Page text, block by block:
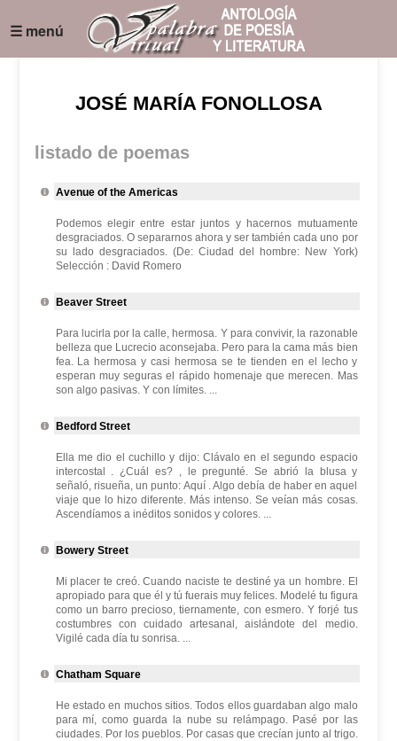
☰ menú
JOSÉ MARÍA FONOLLOSA
listado de poemas
Avenue of the Americas
Podemos elegir entre estar juntos y hacernos mutuamente
desgraciados. O separarnos ahora y ser también cada uno por
su lado desgraciados. (De: Ciudad del hombre: New York)
Selección : David Romero
Beaver Street
Para lucirla por la calle, hermosa. Y para convivir, la razonable
belleza que Lucrecio aconsejaba. Pero para la cama más bien
fea. La hermosa y casi hermosa se te tienden en el lecho y
esperan muy seguras el rápido homenaje que merecen. Mas
son algo pasivas. Y con límites. ...
Bedford Street
Ella me dio el cuchillo y dijo: Clávalo en el segundo espacio
intercostal . ¿Cuál es? , le pregunté. Se abrió la blusa y
señaló, risueña, un punto: Aquí . Algo debía de haber en aquel
viaje que lo hizo diferente. Más intenso. Se veían más cosas.
Ascendíamos a inéditos sonidos y colores. ...
Bowery Street
Mi placer te creó. Cuando naciste te destiné ya un hombre. El
apropiado para que él y tú fuerais muy felices. Modelé tu figura
como un barro precioso, tiernamente, con esmero. Y forjé tus
costumbres con cuidado artesanal, aislándote del medio.
Vigilé cada día tu sonrisa. ...
Chatham Square
He estado en muchos sitios. Todos ellos guardaban algo malo
para mí, como guarda la nube su relámpago. Pasé por las
ciudades. Por los pueblos. Por casas que crecían junto al trigo.